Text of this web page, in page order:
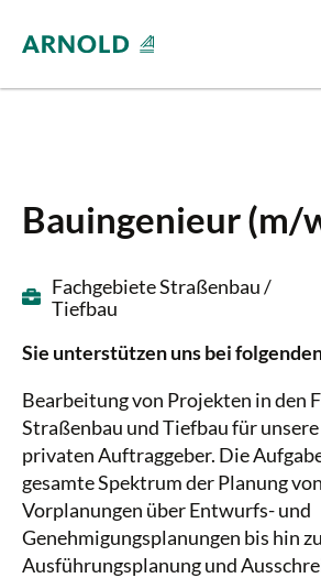
Bauingenieur (m/
Fachgebiete Straßenbau /
Tiefbau
Sie unterstützen uns bei
Bearbeitung von Projekten in den
Straßenbau und Tiefbau für
privaten Auftraggeber. Die
gesamte Spektrum der Planung
Vorplanungen über Entwurfs- und
Genehmigungsplanungen bis hin
Ausführungsplanung und